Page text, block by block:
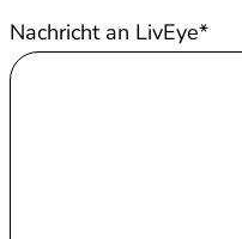
Nachricht an LivEye*